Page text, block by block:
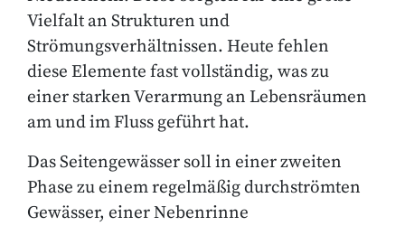
Vielfalt an Strukturen und
Strömungsverhältnissen. Heute fehlen
diese Elemente fast vollständig, was zu
einer starken Verarmung an Lebensräumen
am und im Fluss geführt hat.
Das Seitengewässer soll in einer zweiten
Phase zu einem regelmäßig durchströmten
Gewässer, einer Nebenrinne